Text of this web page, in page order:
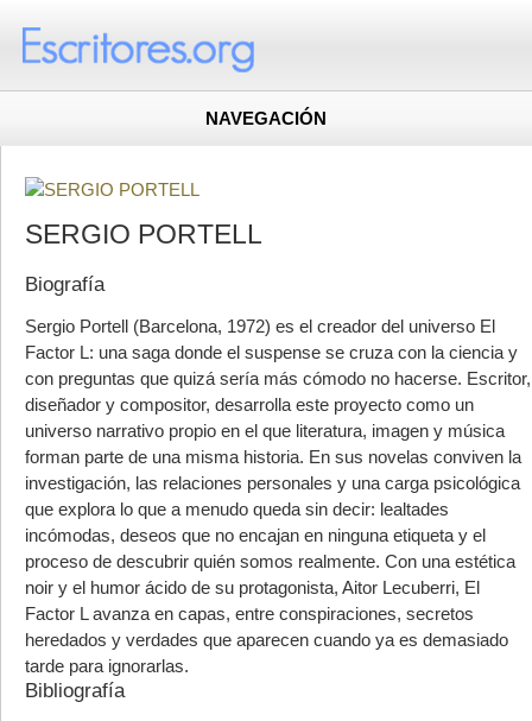
NAVEGACIÓN
SERGIO PORTELL
Biografía
Sergio Portell (Barcelona, 1972) es el creador del universo El
Factor L: una saga donde el suspense se cruza con la ciencia y
con preguntas que quizá sería más cómodo no hacerse. Escritor,
diseñador y compositor, desarrolla este proyecto como un
universo narrativo propio en el que literatura, imagen y música
forman parte de una misma historia. En sus novelas conviven la
investigación, las relaciones personales y una carga psicológica
que explora lo que a menudo queda sin decir: lealtades
incómodas, deseos que no encajan en ninguna etiqueta y el
proceso de descubrir quién somos realmente. Con una estética
noir y el humor ácido de su protagonista, Aitor Lecuberri, El
Factor L avanza en capas, entre conspiraciones, secretos
heredados y verdades que aparecen cuando ya es demasiado
tarde para ignorarlas.
Bibliografía